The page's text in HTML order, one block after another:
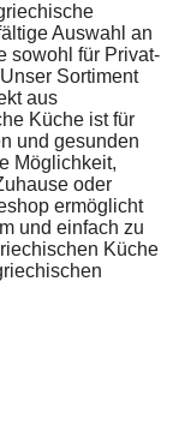
Auswahl an
sowohl für Privat-
Sortiment
aus
Küche ist für
und gesunden
Möglichkeit,
oder
ermöglicht
und einfach zu
Küche